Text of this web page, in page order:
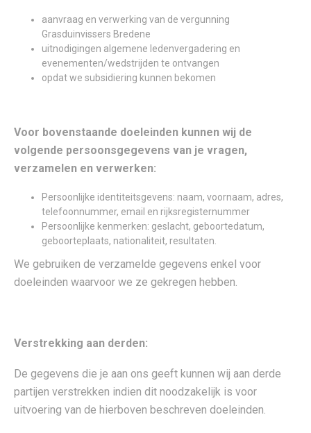
aanvraag en verwerking van de vergunning
Grasduinvissers Bredene
uitnodigingen algemene ledenvergadering en
evenementen/wedstrijden te ontvangen
opdat we subsidiering kunnen bekomen
Voor bovenstaande doeleinden kunnen wij de
volgende persoonsgegevens van je vragen,
verzamelen en verwerken:
Persoonlijke identiteitsgevens: naam, voornaam, adres,
telefoonnummer, email en rijksregisternummer
Persoonlijke kenmerken: geslacht, geboortedatum,
geboorteplaats, nationaliteit, resultaten.
We gebruiken de verzamelde gegevens enkel voor
doeleinden waarvoor we ze gekregen hebben.
Verstrekking aan derden:
De gegevens die je aan ons geeft kunnen wij aan derde
partijen verstrekken indien dit noodzakelijk is voor
uitvoering van de hierboven beschreven doeleinden.